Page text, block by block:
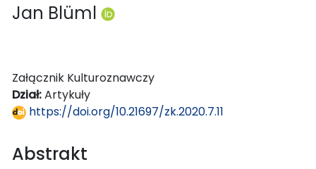
Jan Blüml
Załącznik Kulturoznawczy
Dział:Artykuły
https://doi.org/10.21697/zk.2020.7.11
Abstrakt